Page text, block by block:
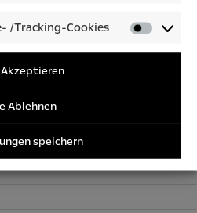
/Tracking-Cookies
/
Ablehnen
speichern